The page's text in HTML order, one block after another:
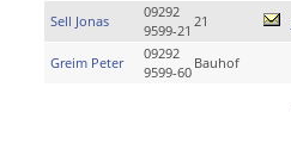
Sell Jonas
09292
9599-21
21
Greim Peter
09292
9599-60
Bauhof